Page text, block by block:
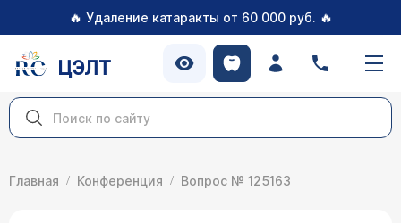
🔥 Удаление катаракты от 60 000 руб. 🔥
ЦЭЛТ
Главная Конференция Вопрос № 125163